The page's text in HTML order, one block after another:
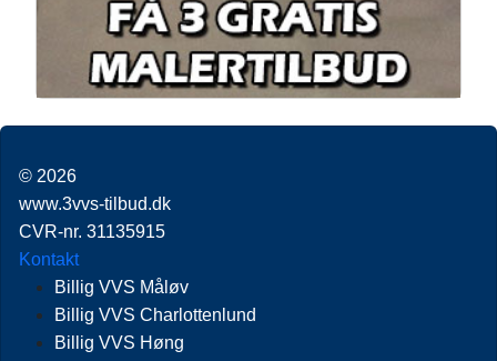
© 2026
www.3vvs-tilbud.dk
CVR-nr. 31135915
Kontakt
Billig VVS Måløv
Billig VVS Charlottenlund
Billig VVS Høng